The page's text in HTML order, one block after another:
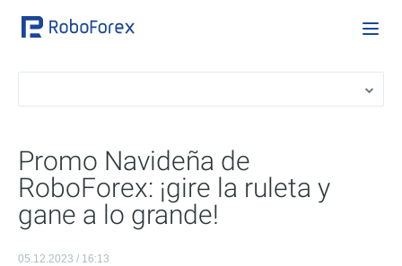
Promo Navideña de
RoboForex: ¡gire la ruleta y
gane a lo grande!
05.12.2023 / 16:13